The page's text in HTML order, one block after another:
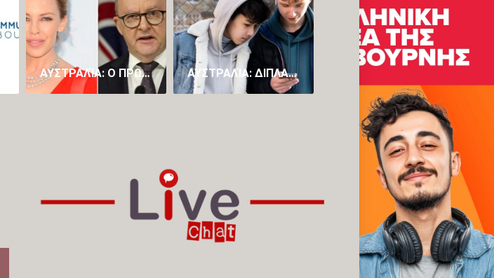
ΑΥΣΤΡΑΛΊΑ: Ο ΠΡΩΘΥΠΟΥΡΓΌΣ ΑΛΜΠΑΝΈΖΙ ΖΉΤΗΣΕ ΣΥΓΓΝΏΜΗ ΕΠΕΙΔΉ ΕΊΠΕ ΌΤΙ ΘΑ ΉΘΕΛΕ ΝΑ ΚΆΝΕΙ ΣΕΞ ΜΕ ΤΗΝ ΚΆΙΛΙ ΜΙΝΌΓΚ (VID) ΑΥΣΤΡΑΛΊΑ: ΔΙΠΛΑΣΙΆΖΕΙ ΤΟ ΠΡΌΣΤΙΜΟ ΓΙΑ ΤΟΥΣ ΑΝΉΛΙΚΟΥΣ ΠΟΥ ΠΑΡΑΒΙΆΖΟΥΝ ΤΟ «BAN» ΣΤΑ SOCIAL MEDIA